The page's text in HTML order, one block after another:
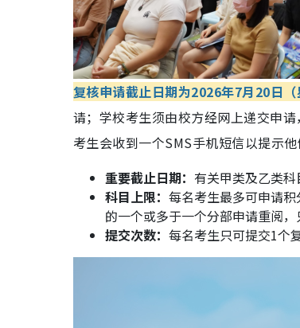
复核申请截止日期为2026年7月20日（
请；学校考生须由校方经网上递交申
考生会收到一个SMS手机短信以提示
重要截止日期： 有关甲类及乙类
科目上限： 每名考生最多可申请
的一个或多于一个分部申请重阅
提交次数： 每名考生只可提交1个